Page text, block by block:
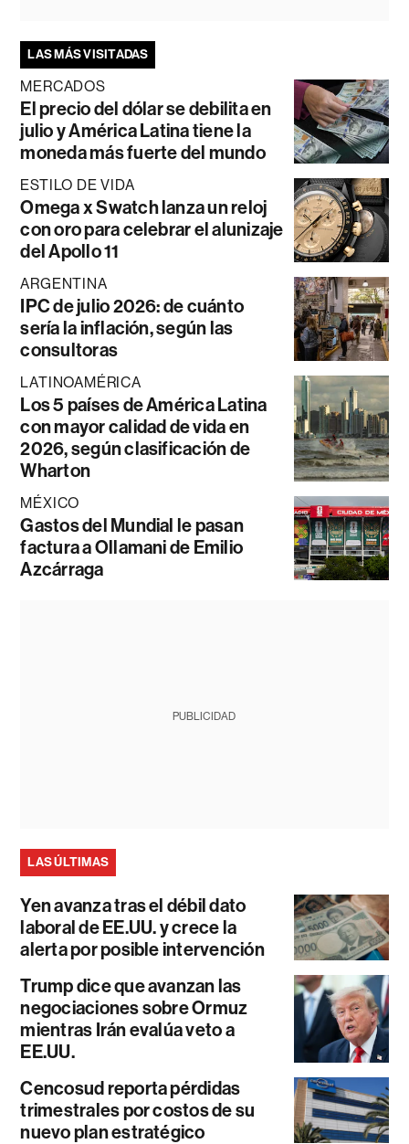
LAS MÁS VISITADAS
MERCADOS
El precio del dólar se debilita en
julio y América Latina tiene la
moneda más fuerte del mundo
ESTILO DE VIDA
Omega x Swatch lanza un reloj
con oro para celebrar el alunizaje
del Apollo 11
ARGENTINA
IPC de julio 2026: de cuánto
sería la inflación, según las
consultoras
LATINOAMÉRICA
Los 5 países de América Latina
con mayor calidad de vida en
2026, según clasificación de
Wharton
MÉXICO
Gastos del Mundial le pasan
factura a Ollamani de Emilio
Azcárraga
PUBLICIDAD
LAS ÚLTIMAS
Yen avanza tras el débil dato
laboral de EE.UU. y crece la
alerta por posible intervención
Trump dice que avanzan las
negociaciones sobre Ormuz
mientras Irán evalúa veto a
EE.UU.
Cencosud reporta pérdidas
trimestrales por costos de su
nuevo plan estratégico